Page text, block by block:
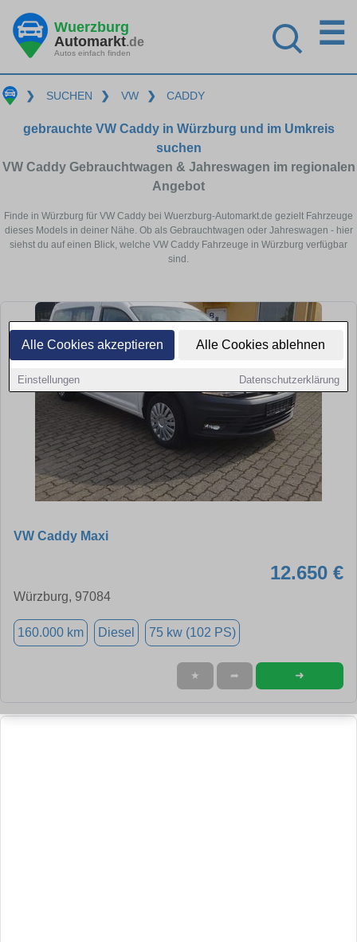
Alle Cookies akzeptieren Alle Cookies ablehnen
Einstellungen Datenschutzerklärung
Wuerzburg
Automarkt.de
Autos einfach finden
☰
❯ SUCHEN ❯ VW ❯ CADDY
gebrauchte VW Caddy in Würzburg und im Umkreis
suchen
VW Caddy Gebrauchtwagen & Jahreswagen im regionalen
Angebot
Finde in Würzburg für VW Caddy bei Wuerzburg-Automarkt.de gezielt Fahrzeuge
dieses Models in deiner Nähe. Ob als Gebrauchtwagen oder Jahreswagen - hier
siehst du auf einen Blick, welche VW Caddy Fahrzeuge in Würzburg verfügbar
sind.
VW Caddy Maxi
12.650 €
Würzburg, 97084
160.000 km Diesel 75 kw (102 PS)
★ ➦ ➜